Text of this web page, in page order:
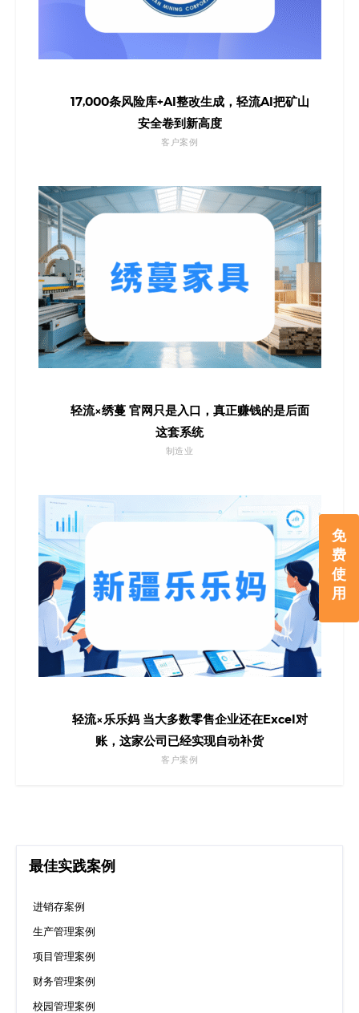
免
费
使
用
17,000条风险库+AI整改生成，轻流AI把矿山
安全卷到新高度
客户案例
轻流×绣蔓 官网只是入口，真正赚钱的是后面
这套系统
制造业
轻流×乐乐妈 当大多数零售企业还在Excel对
账，这家公司已经实现自动补货
客户案例
最佳实践案例
进销存案例
生产管理案例
项目管理案例
财务管理案例
校园管理案例